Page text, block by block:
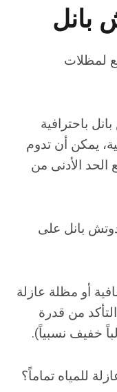
بانل
لمظلات
باحترافية
يمكن أن تدوم
من 20 عاماً مع الحد الأدنى من
بانل على
أو مظلة عازلة
من قدرة
خفيف نسبياً).
للمياه تماماً؟